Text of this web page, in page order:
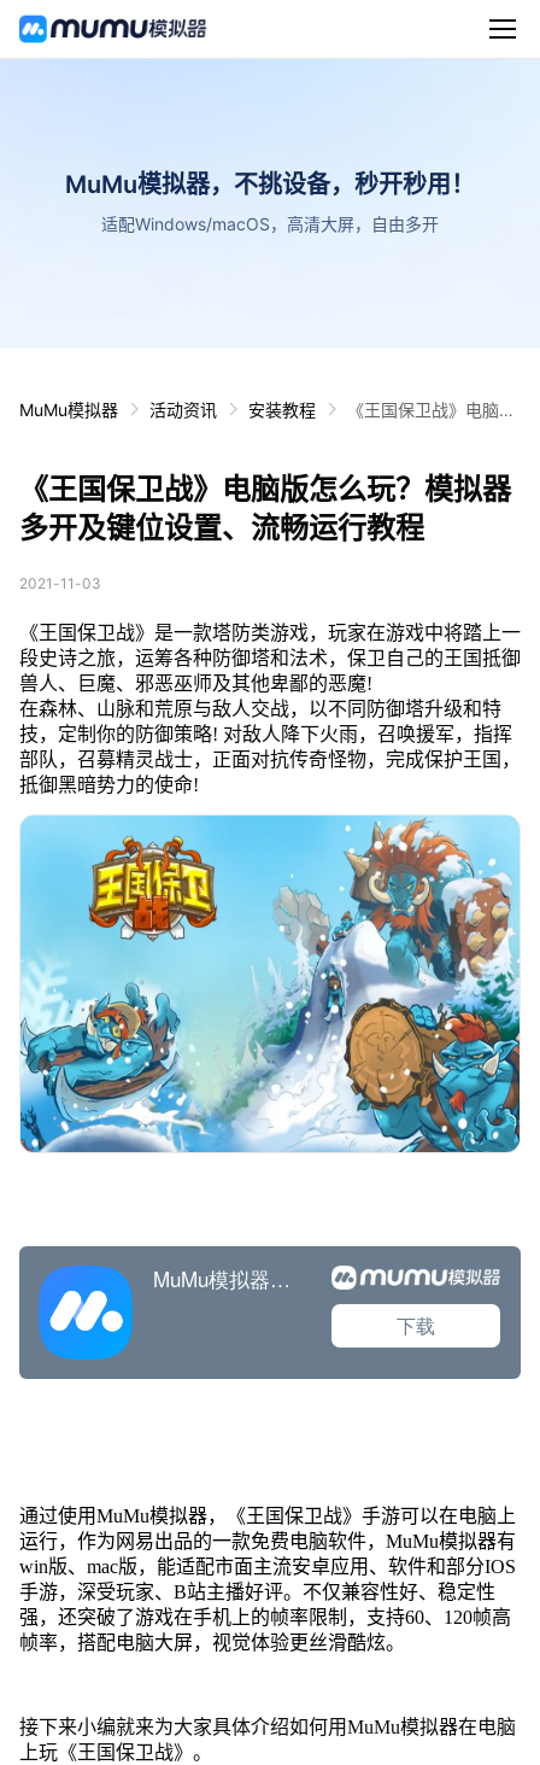
MuMu模拟器，不挑设备，秒开秒用！
适配Windows/macOS，高清大屏，自由多开
MuMu模拟器 活动资讯 安装教程
《王国保卫战》电脑版
程
《王国保卫战》电脑版怎么玩？模拟器
多开及键位设置、流畅运行教程
2021-11-03
《王国保卫战》是一款塔防类游戏，玩家在游戏中将踏上一
段史诗之旅，运筹各种防御塔和法术，保卫自己的王国抵御
兽人、巨魔、邪恶巫师及其他卑鄙的恶魔!
在森林、山脉和荒原与敌人交战，以不同防御塔升级和特
技，定制你的防御策略! 对敌人降下火雨，召唤援军，指挥
部队，召募精灵战士，正面对抗传奇怪物，完成保护王国，
抵御黑暗势力的使命!
通过使用MuMu模拟器，《王国保卫战》手游可以在电脑上
运行，作为网易出品的一款免费电脑软件，MuMu模拟器有
win版、mac版，能适配市面主流安卓应用、软件和部分IOS
手游，深受玩家、B站主播好评。不仅兼容性好、稳定性
强，还突破了游戏在手机上的帧率限制，支持60、120帧高
帧率，搭配电脑大屏，视觉体验更丝滑酷炫。
接下来小编就来为大家具体介绍如何用MuMu模拟器在电脑
上玩《王国保卫战》。